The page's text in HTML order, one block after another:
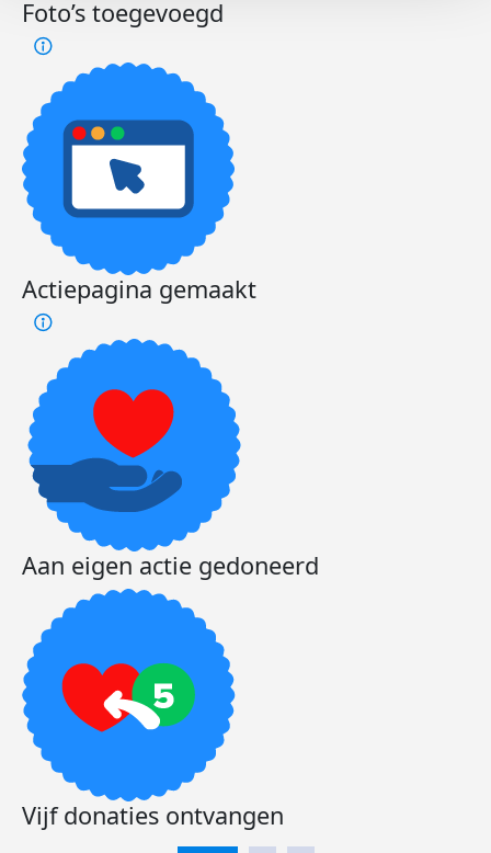
Foto’s toegevoegd
Actiepagina gemaakt
Aan eigen actie gedoneerd
Vijf donaties ontvangen